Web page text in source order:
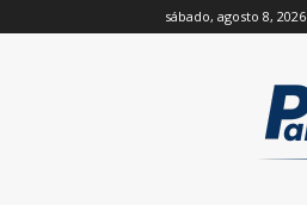
sábado, agosto 8, 2026